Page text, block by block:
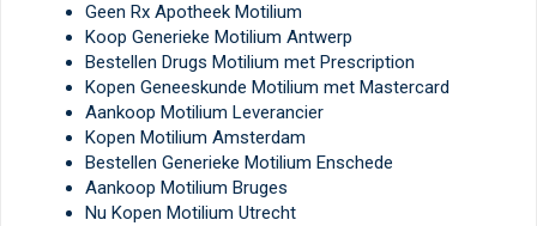
Geen Rx Apotheek Motilium
Koop Generieke Motilium Antwerp
Bestellen Drugs Motilium met Prescription
Kopen Geneeskunde Motilium met Mastercard
Aankoop Motilium Leverancier
Kopen Motilium Amsterdam
Bestellen Generieke Motilium Enschede
Aankoop Motilium Bruges
Nu Kopen Motilium Utrecht